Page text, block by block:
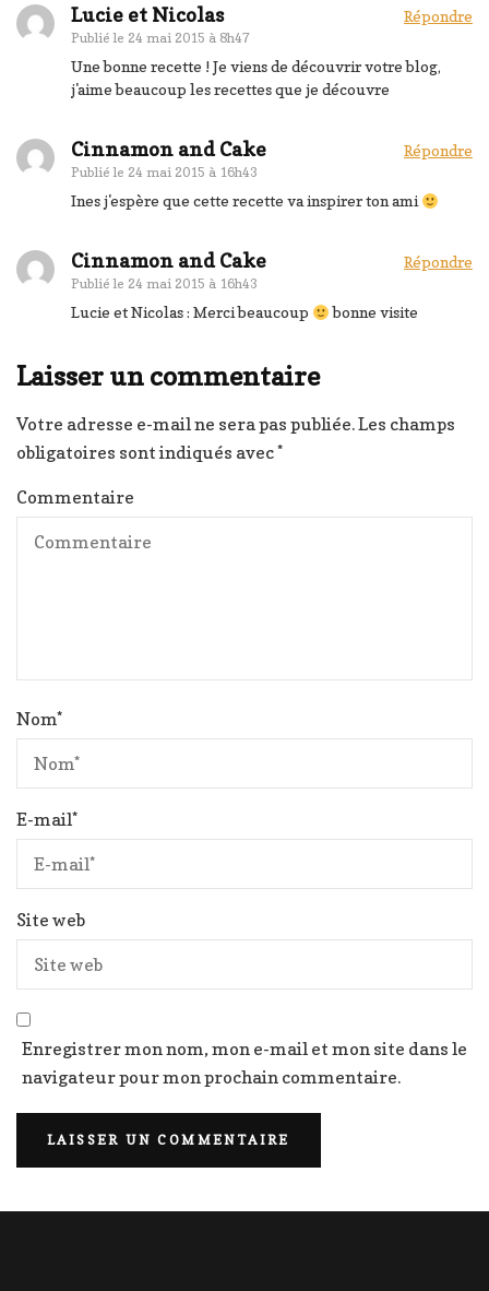
Lucie et Nicolas
Publié le 24 mai 2015 à 8h47
Répondre
Une bonne recette ! Je viens de découvrir votre blog,
j'aime beaucoup les recettes que je découvre
Cinnamon and Cake
Publié le 24 mai 2015 à 16h43
Répondre
Ines j'espère que cette recette va inspirer ton ami
Cinnamon and Cake
Publié le 24 mai 2015 à 16h43
Répondre
Lucie et Nicolas : Merci beaucoup bonne visite
Laisser un commentaire
Votre adresse e-mail ne sera pas publiée.Les champs
obligatoires sont indiqués avec*
Commentaire
Nom*
E-mail*
Site web
Enregistrer mon nom, mon e-mail et mon site dans le
navigateur pour mon prochain commentaire.